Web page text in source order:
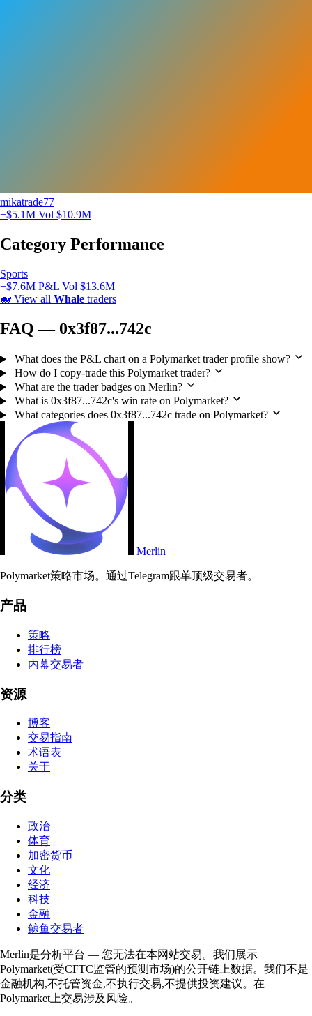
mikatrade77
+$5.1M Vol $10.9M
Category Performance
Sports
+$7.6M P&L Vol $13.6M
🐋 View all Whale traders
FAQ — 0x3f87...742c
What does the P&L chart on a Polymarket trader profile show?
How do I copy-trade this Polymarket trader?
What are the trader badges on Merlin?
What is 0x3f87...742c's win rate on Polymarket?
What categories does 0x3f87...742c trade on Polymarket?
Merlin
Polymarket策略市场。通过Telegram跟单顶级交易者。
产品
策略
排行榜
内幕交易者
资源
博客
交易指南
术语表
关于
分类
政治
体育
加密货币
文化
经济
科技
金融
鲸鱼交易者
Merlin是分析平台 — 您无法在本网站交易。我们展示
Polymarket(受CFTC监管的预测市场)的公开链上数据。我们不是
金融机构,不托管资金,不执行交易,不提供投资建议。在
Polymarket上交易涉及风险。